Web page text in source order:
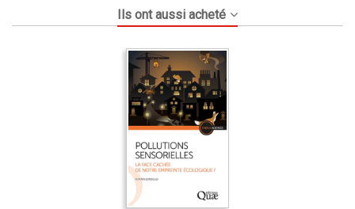
Ils ont aussi acheté